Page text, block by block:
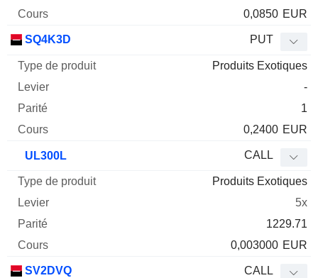
0,0850 EUR
SQ4K3D PUT
Produits Exotiques
-
1
0,2400 EUR
UL300L CALL
Produits Exotiques
5x
1229.71
0,003000 EUR
SV2DVQ CALL